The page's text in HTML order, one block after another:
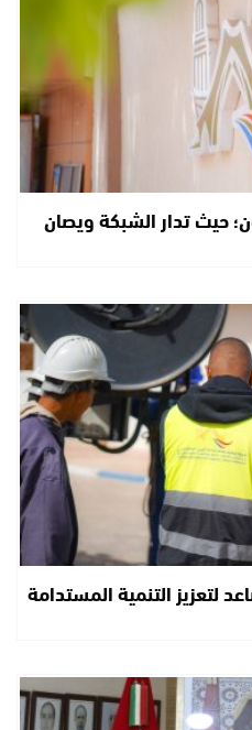
حيث تدار الشبكة ويصان
لتعزيز التنمية المستدامة